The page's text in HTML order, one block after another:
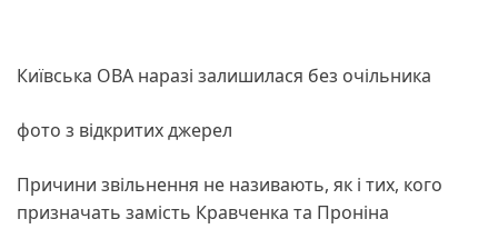
Київська ОВА наразі залишилася без очільника
фото з відкритих джерел
Причини звільнення не називають, як і тих, кого
призначать замість Кравченка та Проніна